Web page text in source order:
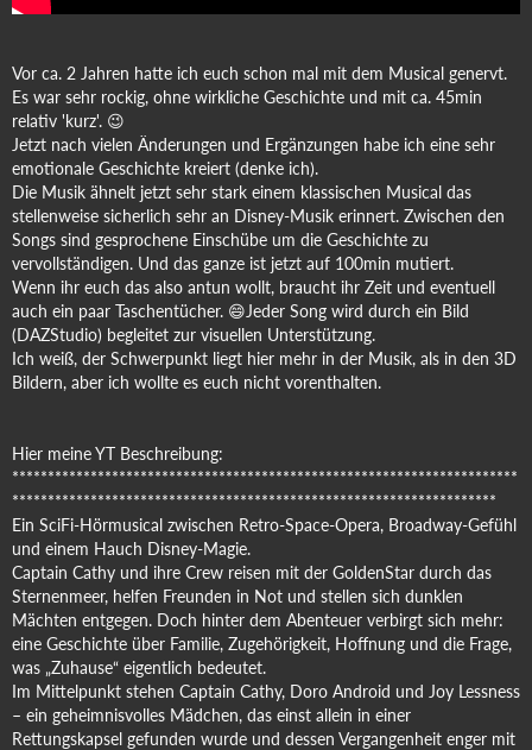
Vor ca. 2 Jahren hatte ich euch schon mal mit dem Musical genervt.
Es war sehr rockig, ohne wirkliche Geschichte und mit ca. 45min
relativ 'kurz'. 😉
Jetzt nach vielen Änderungen und Ergänzungen habe ich eine sehr
emotionale Geschichte kreiert (denke ich).
Die Musik ähnelt jetzt sehr stark einem klassischen Musical das
stellenweise sicherlich sehr an Disney-Musik erinnert. Zwischen den
Songs sind gesprochene Einschübe um die Geschichte zu
vervollständigen. Und das ganze ist jetzt auf 100min mutiert.
Wenn ihr euch das also antun wollt, braucht ihr Zeit und eventuell
auch ein paar Taschentücher. 😄Jeder Song wird durch ein Bild
(DAZStudio) begleitet zur visuellen Unterstützung.
Ich weiß, der Schwerpunkt liegt hier mehr in der Musik, als in den 3D
Bildern, aber ich wollte es euch nicht vorenthalten.
Hier meine YT Beschreibung:
***********************************************************************
********************************************************************
Ein SciFi-Hörmusical zwischen Retro-Space-Opera, Broadway-Gefühl
und einem Hauch Disney-Magie.
Captain Cathy und ihre Crew reisen mit der GoldenStar durch das
Sternenmeer, helfen Freunden in Not und stellen sich dunklen
Mächten entgegen. Doch hinter dem Abenteuer verbirgt sich mehr:
eine Geschichte über Familie, Zugehörigkeit, Hoffnung und die Frage,
was „Zuhause“ eigentlich bedeutet.
Im Mittelpunkt stehen Captain Cathy, Doro Android und Joy Lessness
– ein geheimnisvolles Mädchen, das einst allein in einer
Rettungskapsel gefunden wurde und dessen Vergangenheit enger mit